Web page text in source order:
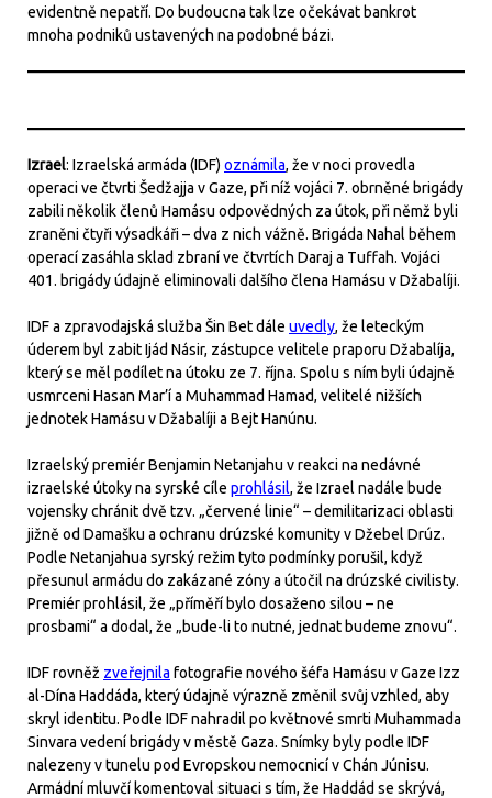
evidentně nepatří. Do budoucna tak lze očekávat bankrot
mnoha podniků ustavených na podobné bázi.
Izrael: Izraelská armáda (IDF) oznámila, že v noci provedla
operaci ve čtvrti Šedžajja v Gaze, při níž vojáci 7. obrněné brigády
zabili několik členů Hamásu odpovědných za útok, při němž byli
zraněni čtyři výsadkáři – dva z nich vážně. Brigáda Nahal během
operací zasáhla sklad zbraní ve čtvrtích Daraj a Tuffah. Vojáci
401. brigády údajně eliminovali dalšího člena Hamásu v Džabalíji.
IDF a zpravodajská služba Šin Bet dále uvedly, že leteckým
úderem byl zabit Ijád Násir, zástupce velitele praporu Džabalíja,
který se měl podílet na útoku ze 7. října. Spolu s ním byli údajně
usmrceni Hasan Mar’í a Muhammad Hamad, velitelé nižších
jednotek Hamásu v Džabalíji a Bejt Hanúnu.
Izraelský premiér Benjamin Netanjahu v reakci na nedávné
izraelské útoky na syrské cíle prohlásil, že Izrael nadále bude
vojensky chránit dvě tzv. „červené linie“ – demilitarizaci oblasti
jižně od Damašku a ochranu drúzské komunity v Džebel Drúz.
Podle Netanjahua syrský režim tyto podmínky porušil, když
přesunul armádu do zakázané zóny a útočil na drúzské civilisty.
Premiér prohlásil, že „příměří bylo dosaženo silou – ne
prosbami“ a dodal, že „bude-li to nutné, jednat budeme znovu“.
IDF rovněž zveřejnila fotografie nového šéfa Hamásu v Gaze Izz
al-Dína Haddáda, který údajně výrazně změnil svůj vzhled, aby
skryl identitu. Podle IDF nahradil po květnové smrti Muhammada
Sinvara vedení brigády v městě Gaza. Snímky byly podle IDF
nalezeny v tunelu pod Evropskou nemocnicí v Chán Júnisu.
Armádní mluvčí komentoval situaci s tím, že Haddád se skrývá,